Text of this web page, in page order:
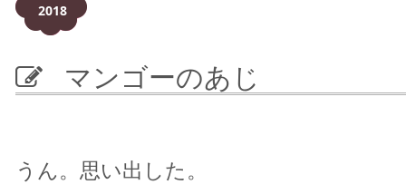
2018
マンゴーのあじ
うん。思い出した。